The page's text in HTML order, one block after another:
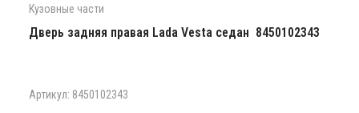
Кузовные части
Дверь задняя правая Lada Vesta седан 8450102343
Артикул: 8450102343